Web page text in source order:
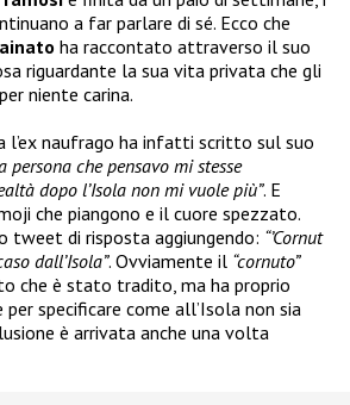
a far parlare di sé. Ecco che
ha raccontato attraverso il suo
riguardante la sua vita privata che gli
niente carina.
l’ex naufrago ha infatti scritto sul suo
persona che pensavo mi stesse
dopo l’Isola non mi vuole più”. E
che piangono e il cuore spezzato.
di risposta aggiungendo: “’Cornut
dall’Isola”. Ovviamente il “cornuto”
che è stato tradito, ma ha proprio
specificare come all’Isola non sia
è arrivata anche una volta